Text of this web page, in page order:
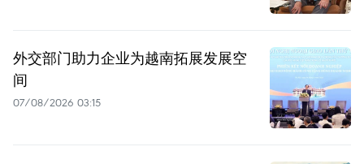
外交部门助力企业为越南拓展发展空
间
07/08/2026 03:15